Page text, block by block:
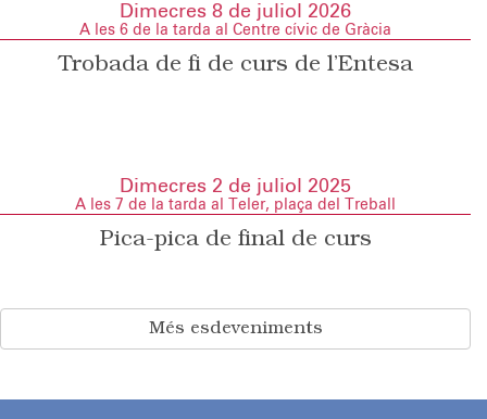
Dimecres 8 de juliol 2026
A les 6 de la tarda al Centre cívic de Gràcia
Trobada de fi de curs de l’Entesa
Dimecres 2 de juliol 2025
A les 7 de la tarda al Teler, plaça del Treball
Pica-pica de final de curs
Més esdeveniments